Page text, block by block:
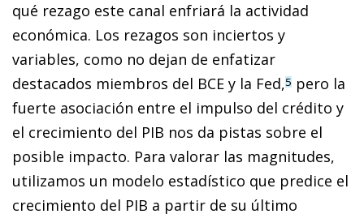
qué rezago este canal enfriará la actividad
económica. Los rezagos son inciertos y
variables, como no dejan de enfatizar
destacados miembros del BCE y la Fed,5 pero la
fuerte asociación entre el impulso del crédito y
el crecimiento del PIB nos da pistas sobre el
posible impacto. Para valorar las magnitudes,
utilizamos un modelo estadístico que predice el
crecimiento del PIB a partir de su último